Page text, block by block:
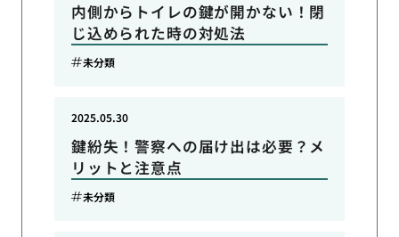
内側からトイレの鍵が開かない！閉
じ込められた時の対処法
未分類
鍵紛失！警察への届け出は必要？メ
リットと注意点
2025.05.30
未分類